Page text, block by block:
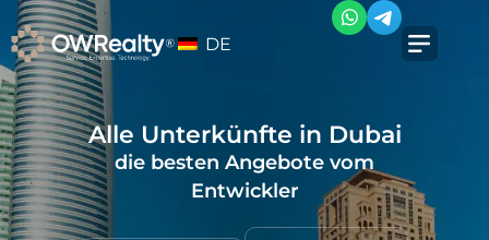
DE
Alle Unterkünfte in Dubai
die besten Angebote vom
Entwickler